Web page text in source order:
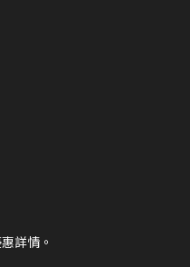
詳情。